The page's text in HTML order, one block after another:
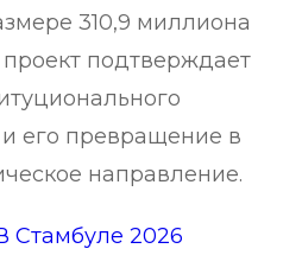
310,9 миллиона
подтверждает
его превращение в
направление.
Стамбуле 2026